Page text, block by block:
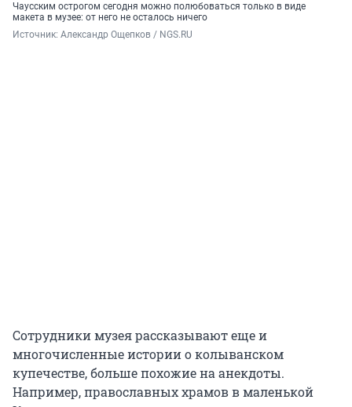
Чаусским острогом сегодня можно полюбоваться только в виде
макета в музее: от него не осталось ничего
Источник: Александр Ощепков / NGS.RU
Сотрудники музея рассказывают еще и
многочисленные истории о колыванском
купечестве, больше похожие на анекдоты.
Например, православных храмов в маленькой